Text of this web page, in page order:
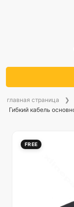
главная страница
Гибкий кабель
FREE